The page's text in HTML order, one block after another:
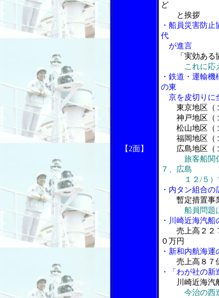
【2面】
ど
と挨拶
・船員災害防
代
が進言
「実効あ
これに応
・鉄道・運輸
の東
京を皮切りに
東京地区（
神戸地区（１
松山地区（１
福岡地区（１
広島地区（１
旅客船関
７、広島
１２/５）
・内タン組合
暫定措置事
船員問題
・川崎近海汽
売上高２２
０万円
・新和内航海
売上高８７
・「わが社の新
川崎近海汽
今治の西